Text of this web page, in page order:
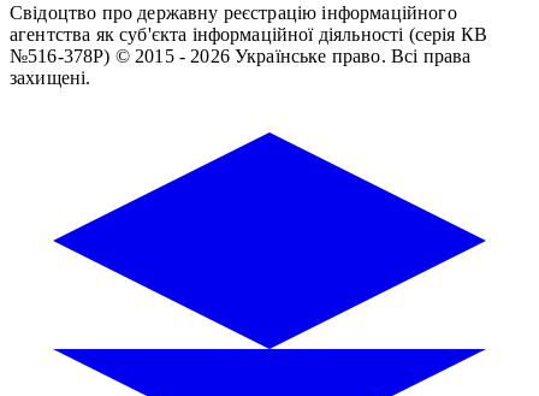
Свідоцтво про державну реєстрацію інформаційного
агентства як суб'єкта інформаційної діяльності (серія КВ
№516-378Р) © 2015 - 2026 Українське право. Всі права
захищені.